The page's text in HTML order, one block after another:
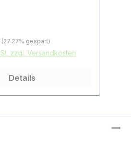
Preis:
(27.27% gespart)
zzgl. Versandkosten
Details